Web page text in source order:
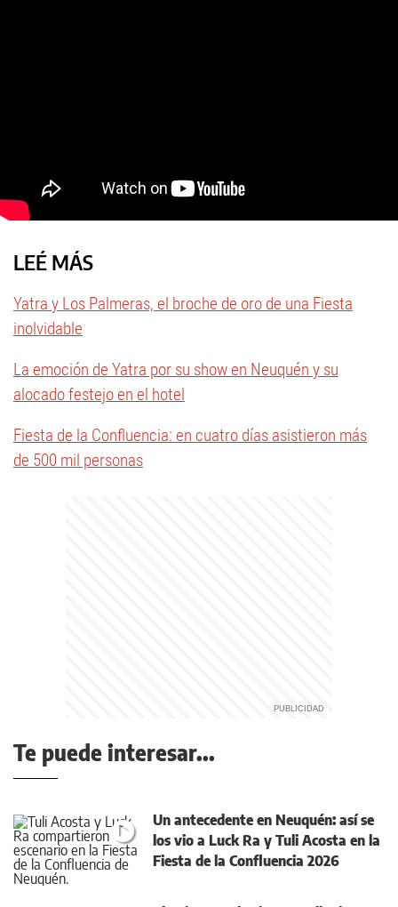
LEÉ MÁS
Yatra y Los Palmeras, el broche de oro de una Fiesta
inolvidable
La emoción de Yatra por su show en Neuquén y su
alocado festejo en el hotel
Fiesta de la Confluencia: en cuatro días asistieron más
de 500 mil personas
Te puede interesar...
Un antecedente en Neuquén: así se
los vio a Luck Ra y Tuli Acosta en la
Fiesta de la Confluencia 2026